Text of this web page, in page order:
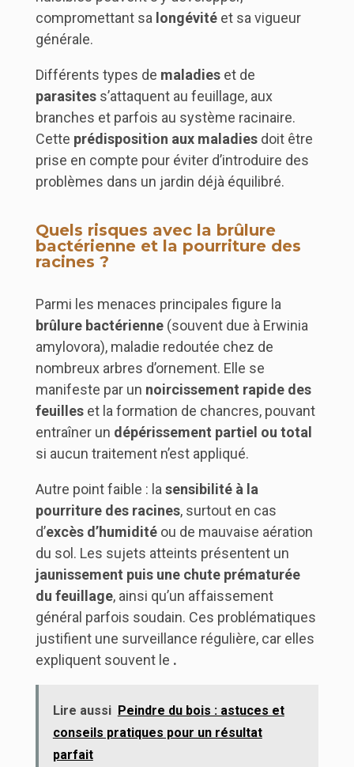
compromettant sa longévitéet sa vigueur
générale.
Différents types de maladieset de
parasitess’attaquent au feuillage, aux
branches et parfois au système racinaire.
Cette prédisposition aux maladiesdoit être
prise en compte pour éviter d’introduire des
problèmes dans un jardin déjà équilibré.
Quels risques avec la brûlure
bactérienne et la pourriture des
racines ?
Parmi les menaces principales figure la
brûlure bactérienne(souvent due à Erwinia
amylovora), maladie redoutée chez de
nombreux arbres d’ornement. Elle se
manifeste par un noircissement rapide des
feuilleset la formation de chancres, pouvant
entraîner un dépérissement partiel ou total
si aucun traitement n’est appliqué.
Autre point faible : la sensibilité à la
pourriture des racines, surtout en cas
d’excès d’humiditéou de mauvaise aération
du sol. Les sujets atteints présentent un
jaunissement puis une chute prématurée
du feuillage, ainsi qu’un affaissement
général parfois soudain. Ces problématiques
justifient une surveillance régulière, car elles
expliquent souvent le .
Lire aussi Peindre du bois : astuces et
conseils pratiques pour un résultat
parfait